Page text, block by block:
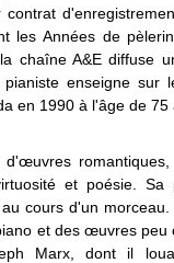
les Années de
chaîne A&E diffuse
enseigne sur
en 1990 à l'âge de 75
et poésie. Sa
cours d'un
et des œuvres peu
Marx, dont il